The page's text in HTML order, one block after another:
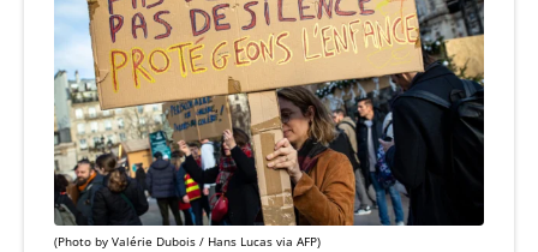
(Photo by Valérie Dubois / Hans Lucas via AFP)